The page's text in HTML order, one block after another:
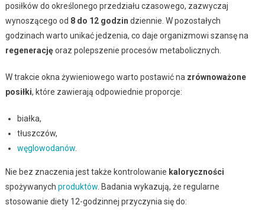
posiłków do określonego przedziału czasowego, zazwyczaj
wynoszącego od 8 do 12 godzin dziennie. W pozostałych
godzinach warto unikać jedzenia, co daje organizmowi szansę na
regeneracjęoraz polepszenie procesów metabolicznych.
W trakcie okna żywieniowego warto postawić na zrównoważone
posiłki, które zawierają odpowiednie proporcje:
białka,
tłuszczów,
węglowodanów.
Nie bez znaczenia jest także kontrolowanie kaloryczności
spożywanych produktów. Badania wykazują, że regularne
stosowanie diety 12-godzinnej przyczynia się do: